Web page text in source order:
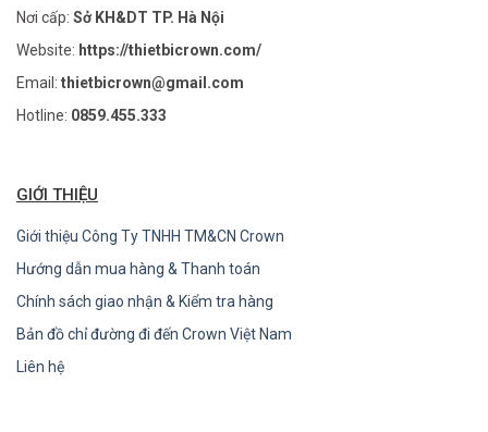
Nơi cấp: Sở KH&DT TP. Hà Nội
Website: https://thietbicrown.com/
Email: thietbicrown@gmail.com
Hotline: 0859.455.333
GIỚI THIỆU
Giới thiệu Công Ty TNHH TM&CN Crown
Hướng dẫn mua hàng & Thanh toán
Chính sách giao nhận & Kiểm tra hàng
Bản đồ chỉ đường đi đến Crown Việt Nam
Liên hệ